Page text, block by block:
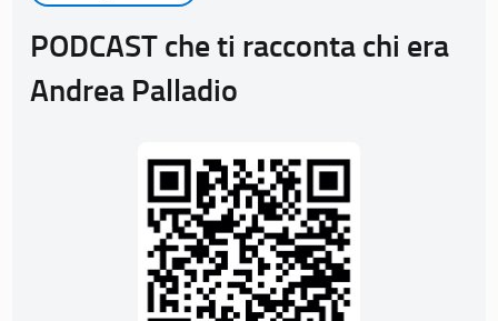
PODCAST che ti racconta chi era
Andrea Palladio